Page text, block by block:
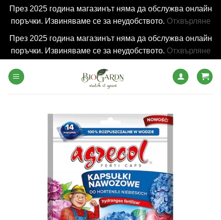
През 2025 година магазинът няма да обслужва онлайн
поръчки. Извиняваме се за неудобството. Отхвърляне
През 2025 година магазинът няма да обслужва онлайн
поръчки. Извиняваме се за неудобството. Отхвърляне